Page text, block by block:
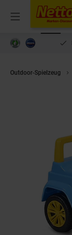
Menü
Outdoor-Spielzeug